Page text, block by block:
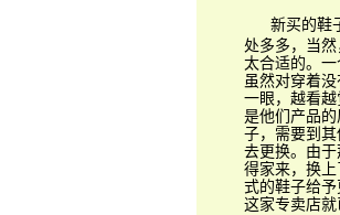
新买的鞋
处多多，当
太合适的。一
虽然对穿着
一眼，越看
是他们产品
子，需要到
去更换。由
得家来，换
式的鞋子给
这家专卖店就